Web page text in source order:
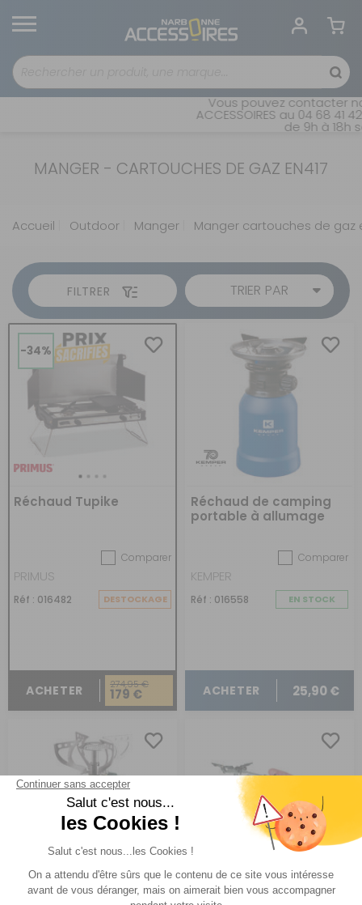
Vous pouvez contacter
ACCESSOIRES au 04 68 41
de 9h à 18h
MANGER - CARTOUCHES DE GAZ EN417
Accueil Outdoor Manger Manger cartouches de gaz
FILTRER TRIER PAR
-34%
Réchaud Tupike
Comparer
PRIMUS
Réf : 016482 DESTOCKAGE
ACHETER 274,95 €
179 €
Réchaud de camping
portable à allumage
Comparer
KEMPER
Réf : 016558 EN STOCK
ACHETER 25,90 €
Réchaud de camping
Réchaud à gaz Crux Lite